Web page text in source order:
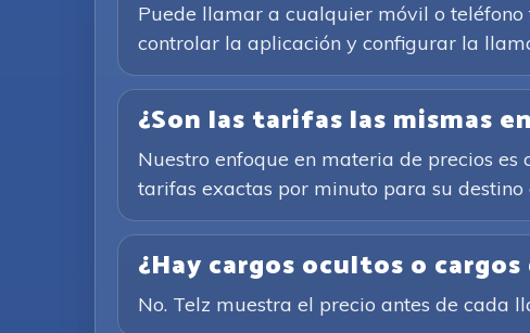
Puede llamar a cualquier móvil o teléfono
controlar la aplicación y configurar la
¿Son las tarifas las mismas
Nuestro enfoque en materia de precios
tarifas exactas por minuto para su
¿Hay cargos ocultos o
No. Telz muestra el precio antes de cada